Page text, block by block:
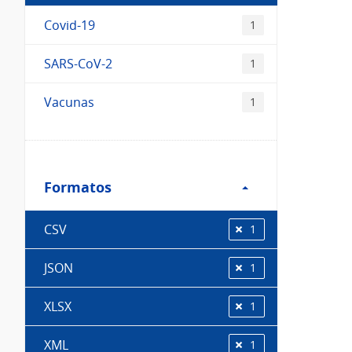
Covid-19 1
SARS-CoV-2 1
Vacunas 1
Formatos
Formatos
CSV 1
JSON 1
XLSX 1
XML 1